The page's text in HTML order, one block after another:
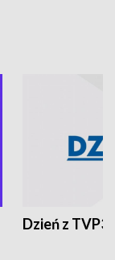
Dzień z TVP3